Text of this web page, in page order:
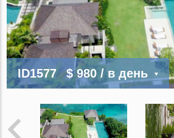
ID1577 $ 980/ в день